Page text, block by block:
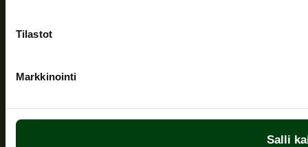
Tilastot
Markkinointi
Salli
Sekretesspolicy